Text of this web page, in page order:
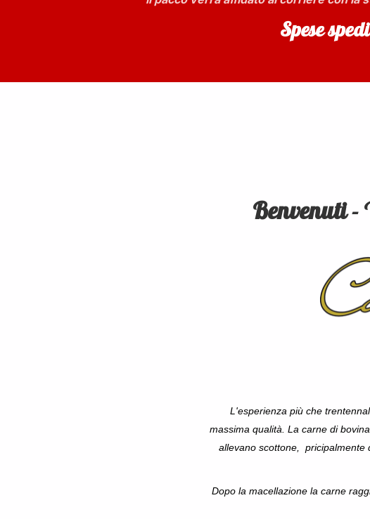
Spese
Benvenuti -
L'esperienza più che
massima qualità. La carne di
allevano scottone, pricipalmente
Dopo la macellazione la carne